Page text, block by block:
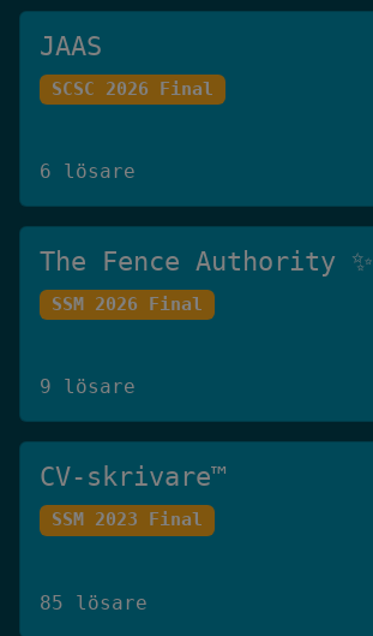
JAAS
SCSC 2026 Final
6 lösare
The Fence Authority ✨
SSM 2026 Final
9 lösare
CV-skrivare™️
SSM 2023 Final
85 lösare